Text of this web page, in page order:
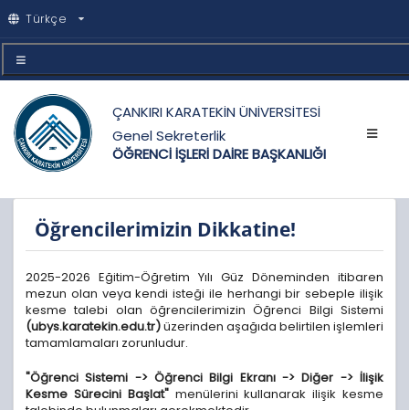
Türkçe
ÇANKIRI KARATEKİN ÜNİVERSİTESİ
Genel Sekreterlik
ÖĞRENCİ İŞLERİ DAİRE BAŞKANLIĞI
Öğrencilerimizin Dikkatine!
2025-2026 Eğitim-Öğretim Yılı Güz Döneminden itibaren
mezun olan veya kendi isteği ile herhangi bir sebeple ilişik
kesme talebi olan öğrencilerimizin Öğrenci Bilgi Sistemi
(ubys.karatekin.edu.tr)üzerinden aşağıda belirtilen işlemleri
tamamlamaları zorunludur.
"Öğrenci Sistemi -> Öğrenci Bilgi Ekranı -> Diğer -> İlişik
Kesme Sürecini Başlat" menülerini kullanarak ilişik kesme